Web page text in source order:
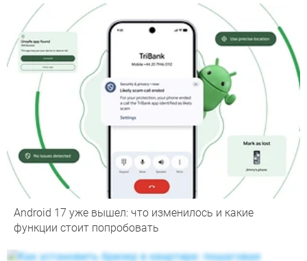
Android 17 уже вышел: что изменилось и какие
функции стоит попробовать